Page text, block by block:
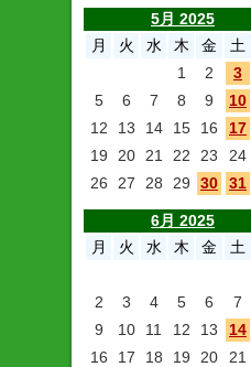
5月 2025
月
火 水 木 金 土
1
2 3
5
6 7 8 9 10
12
13 14 15 16 17
19
20 21 22 23 24
26
27 28 29 30 31
6月 2025
月
火 水 木 金 土
2
3 4 5 6 7
9
10 11 12 13 14
16
17 18 19 20 21